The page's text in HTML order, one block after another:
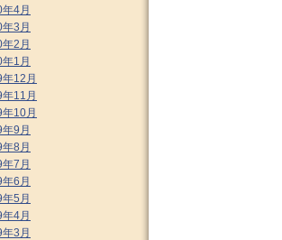
4月
3月
2月
1月
12月
11月
10月
9月
8月
7月
6月
5月
4月
3月